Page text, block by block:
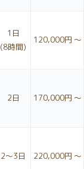
1日
(8時間)
120,000円 ～
2日 170,000円 ～
2〜3日 220,000円 ～